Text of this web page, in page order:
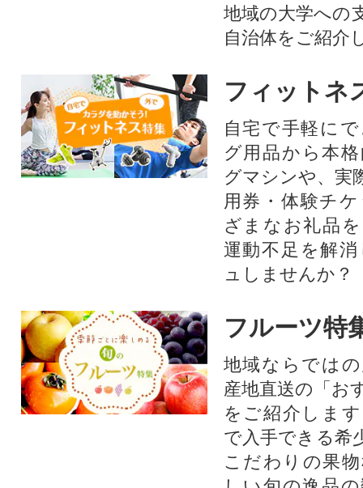
地域の大学への
自治体をご紹介
フィットネ
自宅で手軽に
グ用品から本
グマシンや、実
用券・体験チ
ざまなお礼品
運動不足を解
ュしませんか？
フルーツ特
地域ならでは
産地直送の「お
をご紹介しま
で入手できる希
こだわりの果